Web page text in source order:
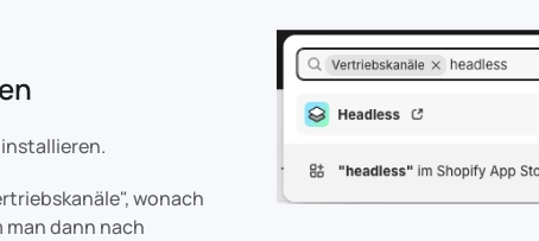
wonach
dann nach